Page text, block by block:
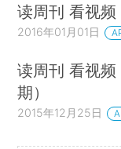
读周刊 看视频
2016年01月01日
读周刊 看视
期）
2015年12月25日